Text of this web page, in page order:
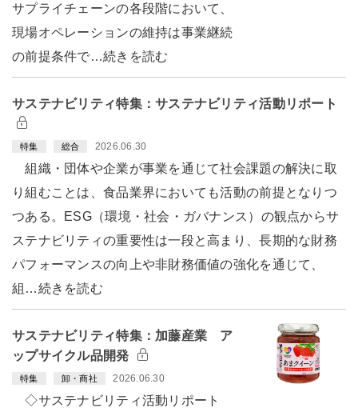
サプライチェーンの各段階において、
現場オペレーションの維持は事業継続
の前提条件で…続きを読む
サステナビリティ特集：サステナビリティ活動リポート
特集 総合 2026.06.30
組織・団体や企業が事業を通じて社会課題の解決に取
り組むことは、食品業界においても活動の前提となりつ
つある。ESG（環境・社会・ガバナンス）の観点からサ
ステナビリティの重要性は一段と高まり、長期的な財務
パフォーマンスの向上や非財務価値の強化を通じて、
組…続きを読む
サステナビリティ特集：加藤産業 ア
ップサイクル品開発
特集 卸・商社 2026.06.30
◇サステナビリティ活動リポート